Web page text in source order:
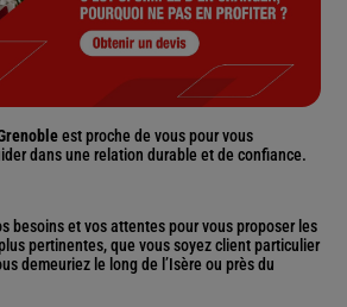
est proche de vous pour vous
dans une relation durable et de confiance.
besoins et vos attentes pour vous proposer les
pertinentes, que vous soyez client particulier
demeuriez le long de l’Isère ou près du